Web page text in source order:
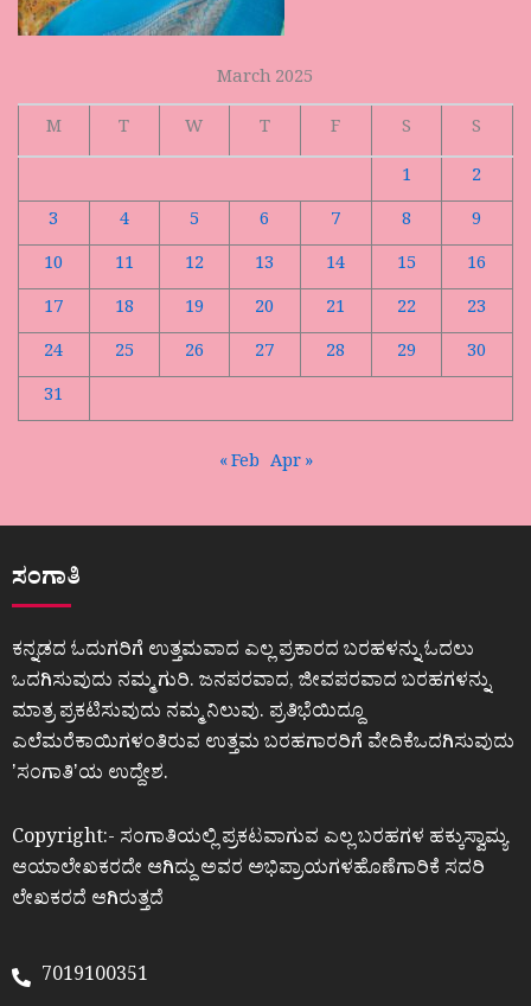
March 2025
M
T W T F S
S
1
2
3
4 5 6 7 8
9
10
11 12 13 14 15
16
17
18 19 20 21 22
23
24
25 26 27 28 29
30
31
« Feb Apr »
ಸಂಗಾತಿ
ಕನ್ನಡದ ಓದುಗರಿಗೆ ಉತ್ತಮವಾದ ಎಲ್ಲ ಪ್ರಕಾರದ ಬರಹಳನ್ನು ಓದಲು
ಒದಗಿಸುವುದು ನಮ್ಮ ಗುರಿ. ಜನಪರವಾದ, ಜೀವಪರವಾದ ಬರಹಗಳನ್ನು
ಮಾತ್ರ ಪ್ರಕಟಿಸುವುದು ನಮ್ಮ ನಿಲುವು. ಪ್ರತಿಭೆಯಿದ್ದೂ
ಎಲೆಮರೆಕಾಯಿಗಳಂತಿರುವ ಉತ್ತಮ ಬರಹಗಾರರಿಗೆ ವೇದಿಕೆಒದಗಿಸುವುದು
ʼಸಂಗಾತಿʼಯ ಉದ್ದೇಶ.
Copyright:- ಸಂಗಾತಿಯಲ್ಲಿ ಪ್ರಕಟವಾಗುವ ಎಲ್ಲ ಬರಹಗಳ ಹಕ್ಕುಸ್ವಾಮ್ಯ
ಆಯಾಲೇಖಕರದೇ ಆಗಿದ್ದು ಅವರ ಅಭಿಪ್ರಾಯಗಳಹೊಣೆಗಾರಿಕೆ ಸದರಿ
ಲೇಖಕರದೆ ಆಗಿರುತ್ತದೆ
7019100351